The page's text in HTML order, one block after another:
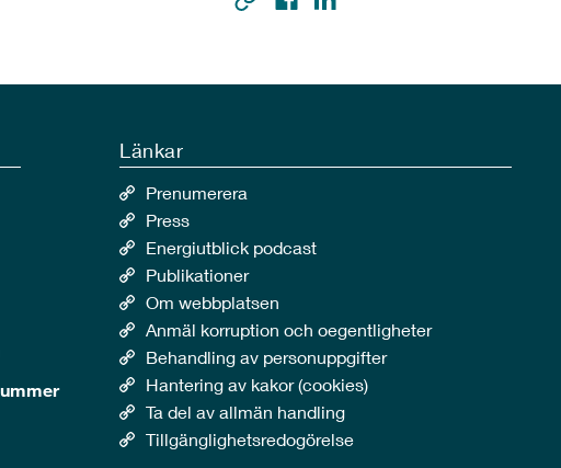
Länkar
Prenumerera
Press
Energiutblick podcast
Publikationer
Om webbplatsen
Anmäl korruption och oegentligheter
Behandling av personuppgifter
Hantering av kakor (cookies)
Ta del av allmän handling
Tillgänglighetsredogörelse